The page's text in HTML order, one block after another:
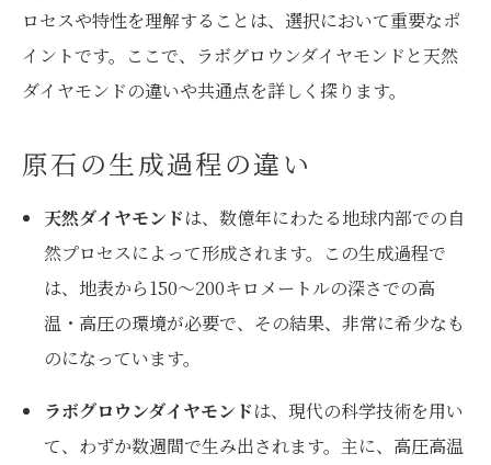
ロセスや特性を理解することは、選択において重要なポ
イントです。ここで、ラボグロウンダイヤモンドと天然
ダイヤモンドの違いや共通点を詳しく探ります。
原石の生成過程の違い
天然ダイヤモンドは、数億年にわたる地球内部での自
然プロセスによって形成されます。この生成過程で
は、地表から150～200キロメートルの深さでの高
温・高圧の環境が必要で、その結果、非常に希少なも
のになっています。
ラボグロウンダイヤモンドは、現代の科学技術を用い
て、わずか数週間で生み出されます。主に、高圧高温